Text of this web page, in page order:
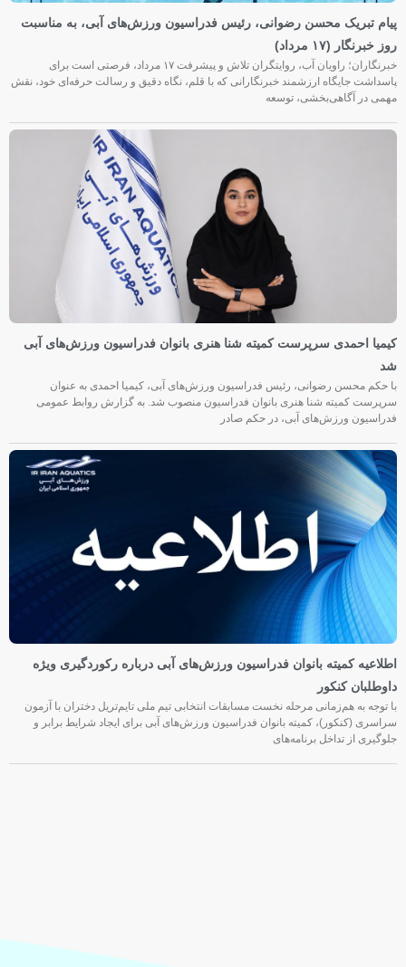
پیام تبریک محسن رضوانی، رئیس فدراسیون ورزش‌های آبی، به مناسبت
روز خبرنگار (۱۷ مرداد)
خبرنگاران؛ راویان آب، روایتگران تلاش و پیشرفت ۱۷ مرداد، فرصتی است برای
پاسداشت جایگاه ارزشمند خبرنگارانی که با قلم، نگاه دقیق و رسالت حرفه‌ای خود، نقش
مهمی در آگاهی‌بخشی، توسعه
کیمیا احمدی سرپرست کمیته شنا هنری بانوان فدراسیون ورزش‌های آبی
شد
با حکم محسن رضوانی، رئیس فدراسیون ورزش‌های آبی، کیمیا احمدی به عنوان
سرپرست کمیته شنا هنری بانوان فدراسیون منصوب شد. به گزارش روابط عمومی
فدراسیون ورزش‌های آبی، در حکم صادر
اطلاعیه کمیته بانوان فدراسیون ورزش‌های آبی درباره رکوردگیری ویژه
داوطلبان کنکور
با توجه به هم‌زمانی مرحله نخست مسابقات انتخابی تیم ملی تایم‌تریل دختران با آزمون
سراسری (کنکور)، کمیته بانوان فدراسیون ورزش‌های آبی برای ایجاد شرایط برابر و
جلوگیری از تداخل برنامه‌های